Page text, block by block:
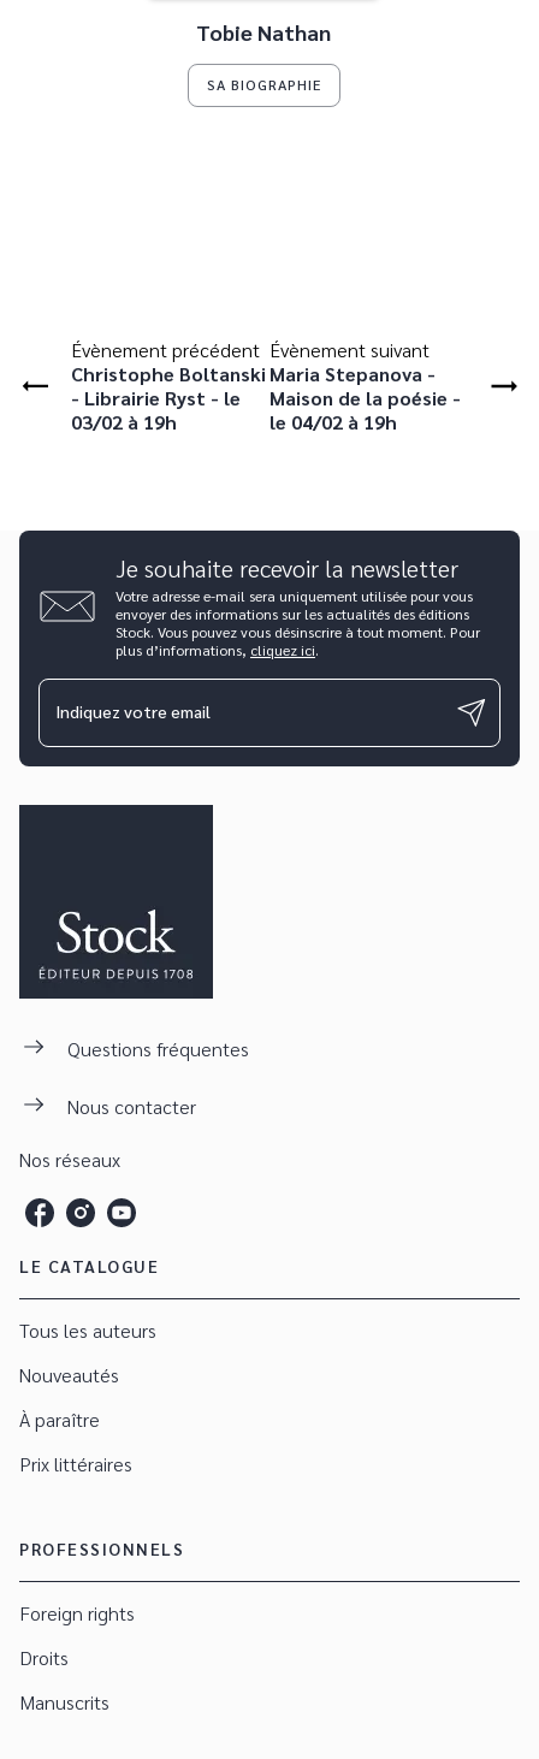
Tobie Nathan
SA BIOGRAPHIE
Évènement précédent
Christophe Boltanski
- Librairie Ryst - le
03/02 à 19h
Évènement suivant
Maria Stepanova -
Maison de la poésie -
le 04/02 à 19h
Je souhaite recevoir la newsletter
Votre adresse e-mail sera uniquement utilisée pour vous
envoyer des informations sur les actualités des éditions
Stock. Vous pouvez vous désinscrire à tout moment. Pour
plus d’informations, cliquez ici.
Indiquez votre email
Questions fréquentes
Nous contacter
Nos réseaux
LE CATALOGUE
Tous les auteurs
Nouveautés
À paraître
Prix littéraires
PROFESSIONNELS
Foreign rights
Droits
Manuscrits